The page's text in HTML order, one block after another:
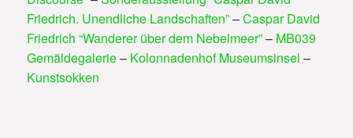
Friedrich. Unendliche Landschaften”–Caspar David
Friedrich “Wanderer über dem Nebelmeer”– MB039
Gemäldegalerie– Kolonnadenhof Museumsinsel –
Kunstsokken